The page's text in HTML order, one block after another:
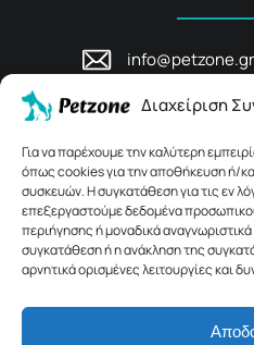
Διαχείριση
Για να παρέχουμε την καλύτερη
όπως cookies για την αποθήκευση ή/
συσκευών. Η συγκατάθεση για τις εν
επεξεργαστούμε δεδομένα
περιήγησης ή μοναδικά
συγκατάθεση ή η ανάκληση της
αρνητικά ορισμένες λειτουργίες και
info@petzone.gr
Ρέθυμνο, Κρήτη